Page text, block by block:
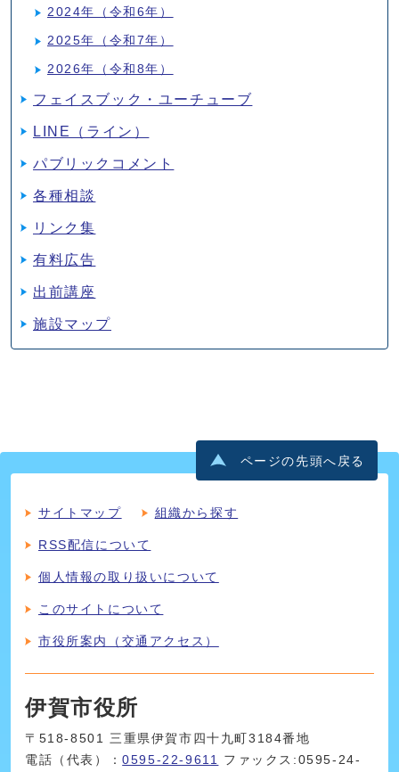
2024年（令和6年）
2025年（令和7年）
2026年（令和8年）
フェイスブック・ユーチューブ
LINE（ライン）
パブリックコメント
各種相談
リンク集
有料広告
出前講座
施設マップ
ページの先頭へ戻る
サイトマップ 組織から探す
RSS配信について
個人情報の取り扱いについて
このサイトについて
市役所案内（交通アクセス）
伊賀市役所
〒518-8501 三重県伊賀市四十九町3184番地
電話（代表）：0595-22-9611 ファックス:0595-24-